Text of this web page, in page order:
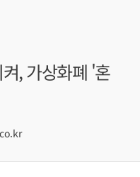
, 가상화폐 '혼